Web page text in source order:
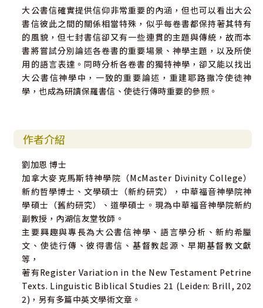
大公書信確實提供信仰非常重要的內涵，但也可以看出大公
書信彼此之間的關係相當特殊，似乎每卷書都保持著其特有
的風貌，但七封書信卻又有一些連貫的主題與傳統，故而本
書將嘗試分別論述各卷書的重要場景、神學主題，以及所使
用的語言表達。同時分析各卷書的獨特神學，卻又能以找出
大公書信神學中，一致的重要論述，重建耶路撒冷使徒神
學，也成為研讀保羅書信、使徒行傳時重要的參照。
作者介紹
劉加恩 博士
加拿大麥克馬斯特神學院（McMaster Divinity College）
新約哲學博士、文學碩士（新約研究），中華福音神學院神
學碩士（舊約研究）、道學碩士。現為中華福音神學院新約
副教授，內湖信友堂牧師。
主要興趣與專長為大公書信神學、語言學分析、新約希臘
文、使徒行傳、彼得書信、基督教起源、早期基督教文獻
等，
著有Register Variation in the New Testament Petrine
Texts. Linguistic Biblical Studies 21 (Leiden: Brill, 202
2)，另有多篇中英文學術文章。